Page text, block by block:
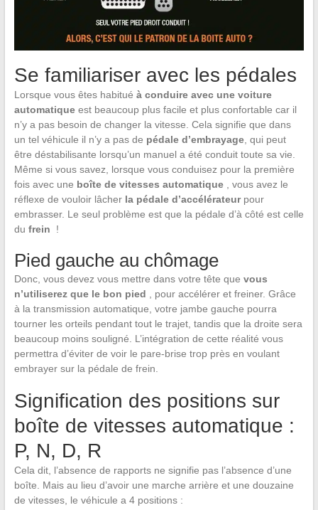
Se familiariser avec les pédales
Lorsque vous êtes habitué à conduire avec une voiture
automatiqueest beaucoup plus facile et plus confortable car il
n’y a pas besoin de changer la vitesse. Cela signifie que dans
un tel véhicule il n’y a pas de pédale d’embrayage, qui peut
être déstabilisante lorsqu’un manuel a été conduit toute sa vie.
Même si vous savez, lorsque vous conduisez pour la première
fois avec une boîte de vitesses automatique, vous avez le
réflexe de vouloir lâcher la pédale d’accélérateurpour
embrasser. Le seul problème est que la pédale d’à côté est celle
du frein !
Pied gauche au chômage
Donc, vous devez vous mettre dans votre tête que vous
n’utiliserez que le bon pied , pour accélérer et freiner. Grâce
à la transmission automatique, votre jambe gauche pourra
tourner les orteils pendant tout le trajet, tandis que la droite sera
beaucoup moins souligné. L’intégration de cette réalité vous
permettra d’éviter de voir le pare-brise trop près en voulant
embrayer sur la pédale de frein.
Signification des positions sur
boîte de vitesses automatique :
P, N, D, R
Cela dit, l’absence de rapports ne signifie pas l’absence d’une
boîte. Mais au lieu d’avoir une marche arrière et une douzaine
de vitesses, le véhicule a 4 positions :